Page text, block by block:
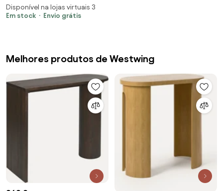
Mesa de Entrada com 2
Gavetas de Desenho de
Disponível na lojas virtuais 3
Em stock
Envio grátis
Melhores produtos de Westwing